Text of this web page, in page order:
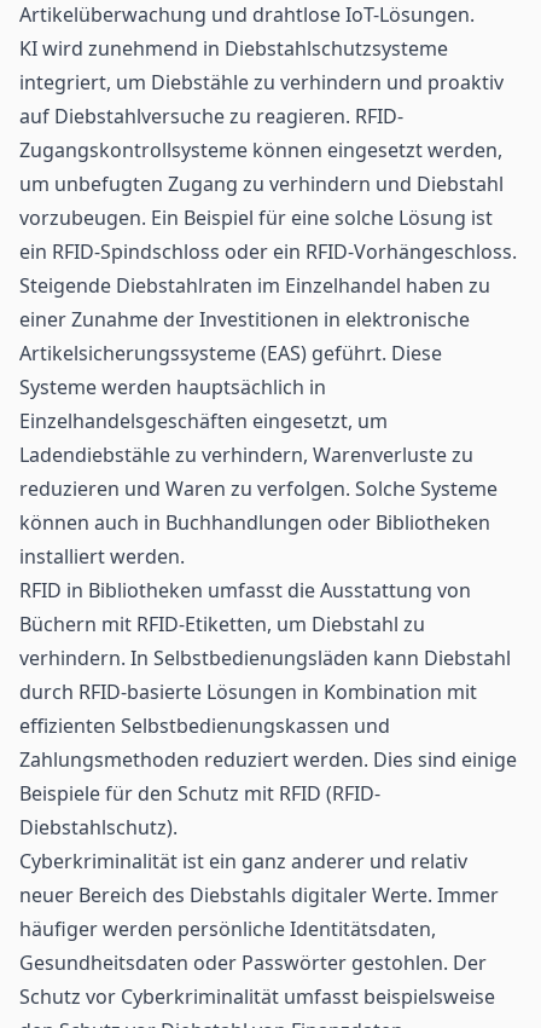
Artikelüberwachung und drahtloseIoT-Lösungen.
KI wird zunehmend in Diebstahlschutzsysteme
integriert, um Diebstähle zu verhindern und proaktiv
auf Diebstahlversuche zu reagieren. RFID-
Zugangskontrollsysteme können eingesetzt werden,
um unbefugten Zugang zu verhindern und Diebstahl
vorzubeugen. Ein Beispiel für eine solche Lösung ist
ein RFID-Spindschloss oder ein RFID-Vorhängeschloss.
Steigende Diebstahlraten im Einzelhandel haben zu
einer Zunahme der Investitionen in elektronische
Artikelsicherungssysteme (EAS) geführt. Diese
Systeme werden hauptsächlich in
Einzelhandelsgeschäften eingesetzt, um
Ladendiebstähle zu verhindern, Warenverluste zu
reduzieren und Waren zu verfolgen. Solche Systeme
können auch in Buchhandlungen oder Bibliotheken
installiert werden.
RFID in Bibliotheken umfasst die Ausstattung von
Büchern mit RFID-Etiketten, um Diebstahl zu
verhindern. In Selbstbedienungsläden kann Diebstahl
durch RFID-basierte Lösungen in Kombination mit
effizienten Selbstbedienungskassen und
Zahlungsmethoden reduziert werden. Dies sind einige
Beispiele für den Schutz mit RFID (RFID-
Diebstahlschutz).
Cyberkriminalität ist ein ganz anderer und relativ
neuer Bereich des Diebstahls digitaler Werte. Immer
häufiger werden persönliche Identitätsdaten,
Gesundheitsdaten oder Passwörter gestohlen. Der
Schutz vor Cyberkriminalität umfasst beispielsweise